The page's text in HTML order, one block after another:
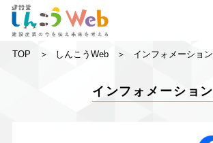
TOP しんこうWeb インフォメーション
インフォメーション